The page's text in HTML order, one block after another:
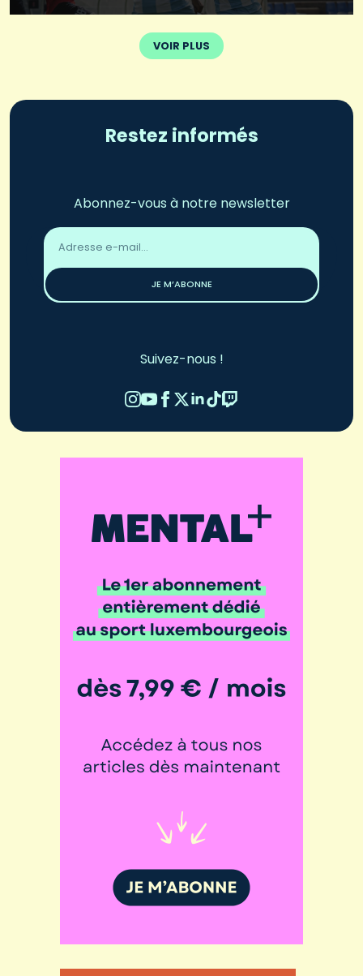
VOIR PLUS
Restez informés
Abonnez-vous à notre newsletter
Adresse
email
JE M’ABONNE
Suivez-nous !